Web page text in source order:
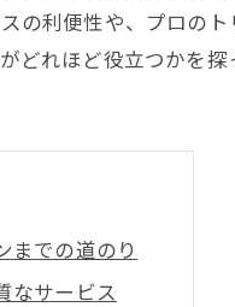
の利便性や、プロの
れほど役立つかを探
までの道のり
なサービス